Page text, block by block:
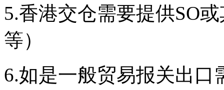
5.香港交仓需要提供SO
等）
6.如是一般贸易报关出